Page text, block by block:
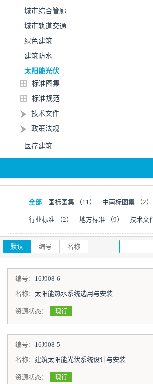
城市综合管廊
城市轨道交通
绿色建筑
建筑防水
太阳能光伏
标准图集
标准规范
技术文件
政策法规
医疗建筑
全部 国标图集 （11） 中南标图集 （2）
行业标准 （2） 地方标准 （9） 技术文
默认 编号 名称
编号： 16J908-6
名称： 太阳能热水系统选用与安装
资源状态： 现行
编号： 16J908-5
名称： 建筑太阳能光伏系统设计与安装
资源状态： 现行